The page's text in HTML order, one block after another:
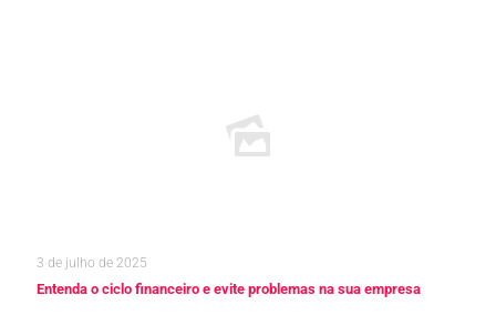
3 de julho de 2025
Entenda o ciclo financeiro e evite problemas na sua empresa